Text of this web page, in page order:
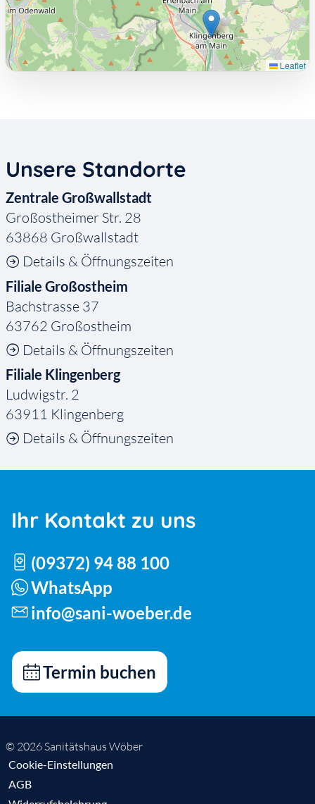
Leaflet
Unsere Standorte
Zentrale Großwallstadt
Großostheimer Str. 28
63868 Großwallstadt
Details & Öffnungszeiten
Filiale Großostheim
Bachstrasse 37
63762 Großostheim
Details & Öffnungszeiten
Filiale Klingenberg
Ludwigstr. 2
63911 Klingenberg
Details & Öffnungszeiten
Ihr Kontakt zu uns
(09372) 94 88 100
WhatsApp
info@sani-woeber.de
Termin buchen
© 2026 Sanitätshaus Wöber
Cookie-Einstellungen
AGB